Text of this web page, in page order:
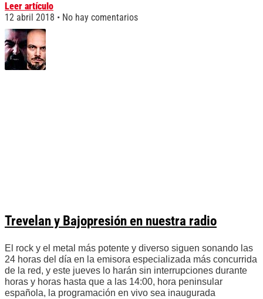
Leer artículo
12 abril 2018
No hay comentarios
Trevelan y Bajopresión en nuestra radio
El rock y el metal más potente y diverso siguen sonando las
24 horas del día en la emisora especializada más concurrida
de la red, y este jueves lo harán sin interrupciones durante
horas y horas hasta que a las 14:00, hora peninsular
española, la programación en vivo sea inaugurada